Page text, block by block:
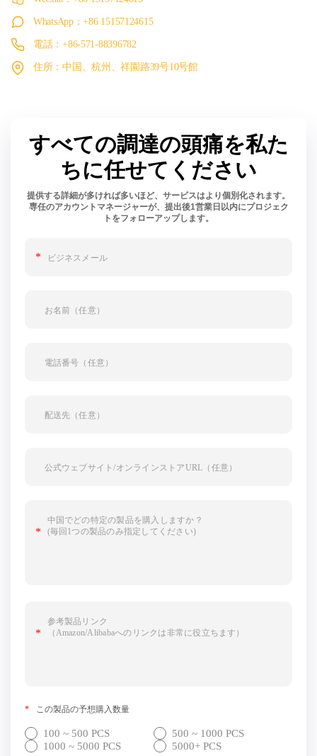
WhatsApp：+86 15157124615
電話：+86-571-88396782
住所：中国、杭州、祥園路39号10号館
すべての調達の頭痛を私た
ちに任せてください
提供する詳細が多ければ多いほど、サービスはより個別化されます。
専任のアカウントマネージャーが、提出後1営業日以内にプロジェク
トをフォローアップします。
* この製品の予想購入数量
100 ~ 500 PCS
500 ~ 1000 PCS
1000 ~ 5000 PCS
5000+ PCS